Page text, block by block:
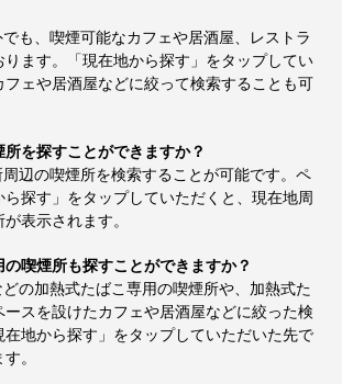
も、喫煙可能なカフェや居酒屋、レストラ
ります。「現在地から探す」をタップしてい
フェや居酒屋などに絞って検索することも可
を探すことができますか？
辺の喫煙所を検索することが可能です。ペ
探す」をタップしていただくと、現在地周
表示されます。
喫煙所も探すことができますか？
の加熱式たばこ専用の喫煙所や、加熱式た
ースを設けたカフェや居酒屋などに絞った検
地から探す」をタップしていただいた先で
。